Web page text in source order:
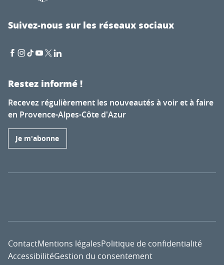
Suivez-nous sur les réseaux sociaux
Restez informé !
Recevez régulièrement les nouveautés à voir et à faire
en Provence-Alpes-Côte d'Azur
Je m'abonne
ContactMentions légalesPolitique de confidentialité
AccessibilitéGestion du consentement